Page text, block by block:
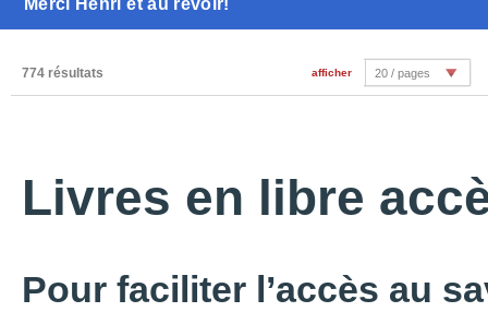
Merci Henri et au revoir!
774 résultats afficher 20 / pages
Livres en libre
Pour faciliter l’accès au